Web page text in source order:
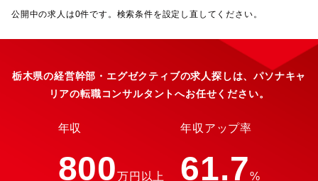
公開中の求人は0件です。検索条件を設定し直してください。
栃木県の経営幹部・エグゼクティブの求人探しは、パソナキャ
リアの転職コンサルタントへお任せください。
年収
800万円以上
年収アップ率
61.7%